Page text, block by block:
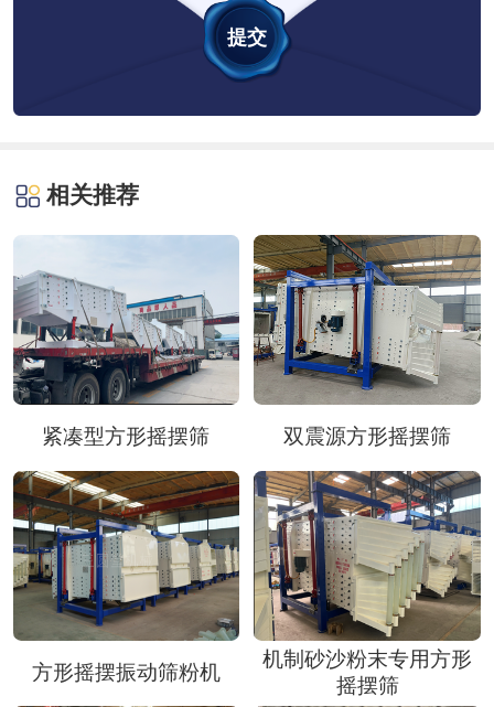
相关推荐
紧凑型方形摇摆筛 双震源方形摇摆筛
方形摇摆振动筛粉机
机制砂沙粉末专用方形
摇摆筛